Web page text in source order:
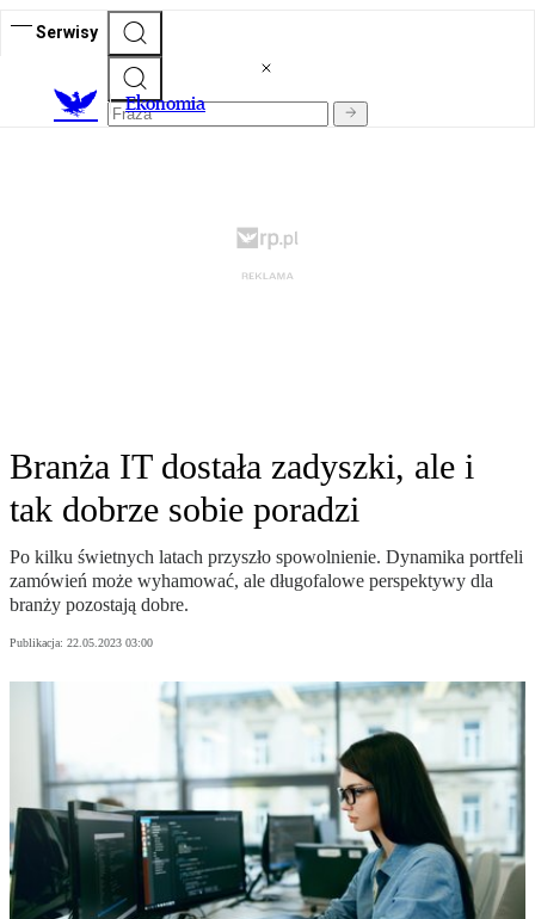
Serwisy
Ekonomia
Branża IT dostała zadyszki, ale i
tak dobrze sobie poradzi
Po kilku świetnych latach przyszło spowolnienie. Dynamika portfeli
zamówień może wyhamować, ale długofalowe perspektywy dla
branży pozostają dobre.
Publikacja: 22.05.2023 03:00